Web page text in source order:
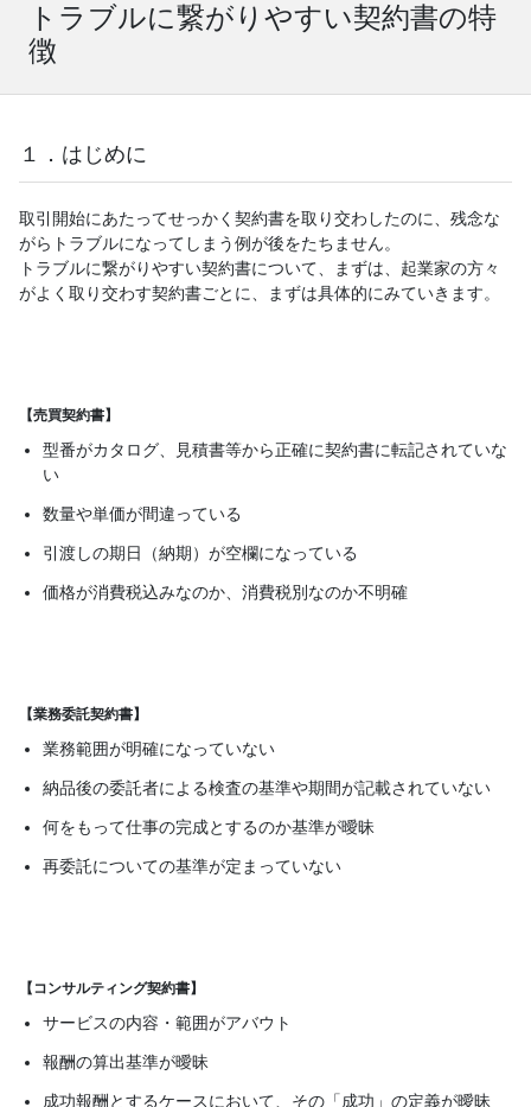
トラブルに繋がりやすい契約書の特
徴
１．はじめに
取引開始にあたってせっかく契約書を取り交わしたのに、残念な
がらトラブルになってしまう例が後をたちません。
トラブルに繋がりやすい契約書について、まずは、起業家の方々
がよく取り交わす契約書ごとに、まずは具体的にみていきます。
【売買契約書】
型番がカタログ、見積書等から正確に契約書に転記されていな
い
数量や単価が間違っている
引渡しの期日（納期）が空欄になっている
価格が消費税込みなのか、消費税別なのか不明確
【業務委託契約書】
業務範囲が明確になっていない
納品後の委託者による検査の基準や期間が記載されていない
何をもって仕事の完成とするのか基準が曖昧
再委託についての基準が定まっていない
【コンサルティング契約書】
サービスの内容・範囲がアバウト
報酬の算出基準が曖昧
成功報酬とするケースにおいて、その「成功」の定義が曖昧